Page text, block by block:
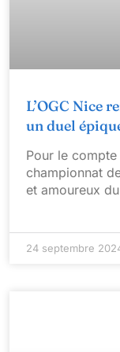
L’OGC Nice
un duel
Pour le
championnat
et amoureux
24 septembre